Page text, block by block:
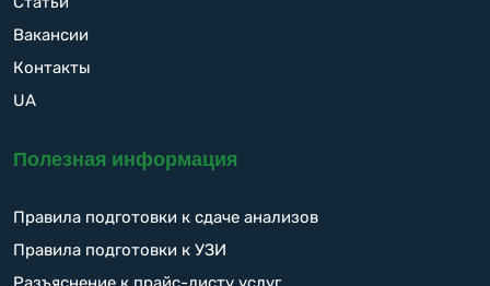
Вакансии
Контакты
UA
Полезная информация
Правила подготовки к сдаче анализов
Правила подготовки к УЗИ